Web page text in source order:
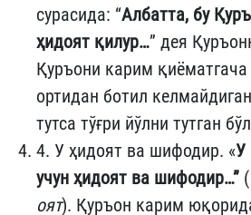
сурасида: “Албатта, бу
ҳидоят қилур…” дея
Қуръони карим
ортидан ботил
тутса тўғри йўлни тутган
4. У ҳидоят ва шифодир. «У
учун ҳидоят ва шифодир…” (
оят). Қуръон карим